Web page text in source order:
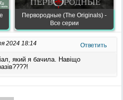
Первородные (The Originals) -
Все серии
2024 18:14 Ответить
який я бачила. Навіщо